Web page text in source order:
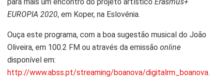
EUROPIA 2020, em Koper, na Eslovénia.
Ouça este programa, com a boa sugestão musical do João
Oliveira, em 100.2 FM ou através da emissão online
disponível em:
http://www.abss.pt/streaming/boanova/digitalrm_boanova.